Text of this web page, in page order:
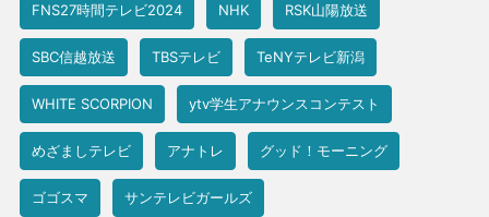
FNS27時間テレビ2024 NHK RSK山陽放送
SBC信越放送 TBSテレビ TeNYテレビ新潟
WHITE SCORPION ytv学生アナウンスコンテスト
めざましテレビ アナトレ グッド！モーニング
ゴゴスマ サンテレビガールズ